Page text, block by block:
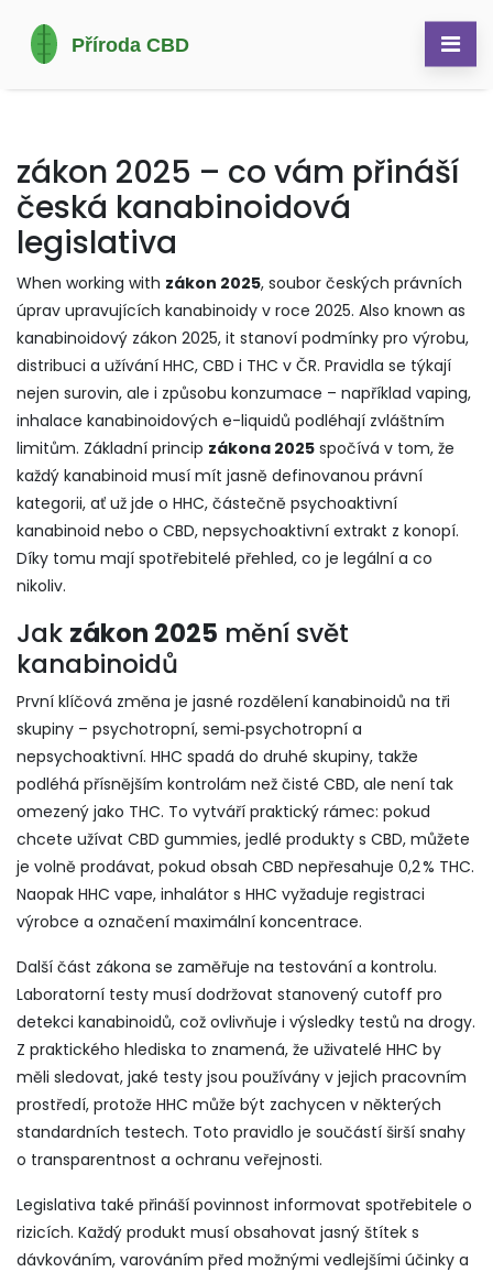
zákon 2025 – co vám přináší
česká kanabinoidová
legislativa
When working with zákon 2025, soubor českých právních
úprav upravujících kanabinoidy v roce 2025. Also known as
kanabinoidový zákon 2025, it stanoví podmínky pro výrobu,
distribuci a užívání HHC, CBD i THC v ČR. Pravidla se týkají
nejen surovin, ale i způsobu konzumace – například vaping,
inhalace kanabinoidových e-liquidů podléhají zvláštním
limitům. Základní princip zákona 2025 spočívá v tom, že
každý kanabinoid musí mít jasně definovanou právní
kategorii, ať už jde o HHC, částečně psychoaktivní
kanabinoid nebo o CBD, nepsychoaktivní extrakt z konopí.
Díky tomu mají spotřebitelé přehled, co je legální a co
nikoliv.
Jak zákon 2025 mění svět
kanabinoidů
První klíčová změna je jasné rozdělení kanabinoidů na tři
skupiny – psychotropní, semi‑psychotropní a
nepsychoaktivní. HHC spadá do druhé skupiny, takže
podléhá přísnějším kontrolám než čisté CBD, ale není tak
omezený jako THC. To vytváří praktický rámec: pokud
chcete užívat CBD gummies, jedlé produkty s CBD, můžete
je volně prodávat, pokud obsah CBD nepřesahuje 0,2 % THC.
Naopak HHC vape, inhalátor s HHC vyžaduje registraci
výrobce a označení maximální koncentrace.
Další část zákona se zaměřuje na testování a kontrolu.
Laboratorní testy musí dodržovat stanovený cutoff pro
detekci kanabinoidů, což ovlivňuje i výsledky testů na drogy.
Z praktického hlediska to znamená, že uživatelé HHC by
měli sledovat, jaké testy jsou používány v jejich pracovním
prostředí, protože HHC může být zachycen v některých
standardních testech. Toto pravidlo je součástí širší snahy
o transparentnost a ochranu veřejnosti.
Legislativa také přináší povinnost informovat spotřebitele o
rizicích. Každý produkt musí obsahovat jasný štítek s
dávkováním, varováním před možnými vedlejšími účinky a